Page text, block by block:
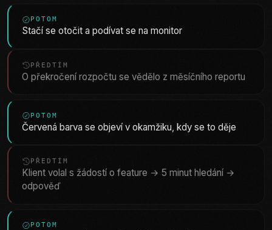
POTOM
Stačí se otočit a podívat se na monitor
PŘEDTÍM
O překročení rozpočtu se vědělo z měsíčního reportu
POTOM
Červená barva se objeví v okamžiku, kdy se to děje
PŘEDTÍM
Klient volal s žádostí o feature → 5 minut hledání →
odpověď
POTOM